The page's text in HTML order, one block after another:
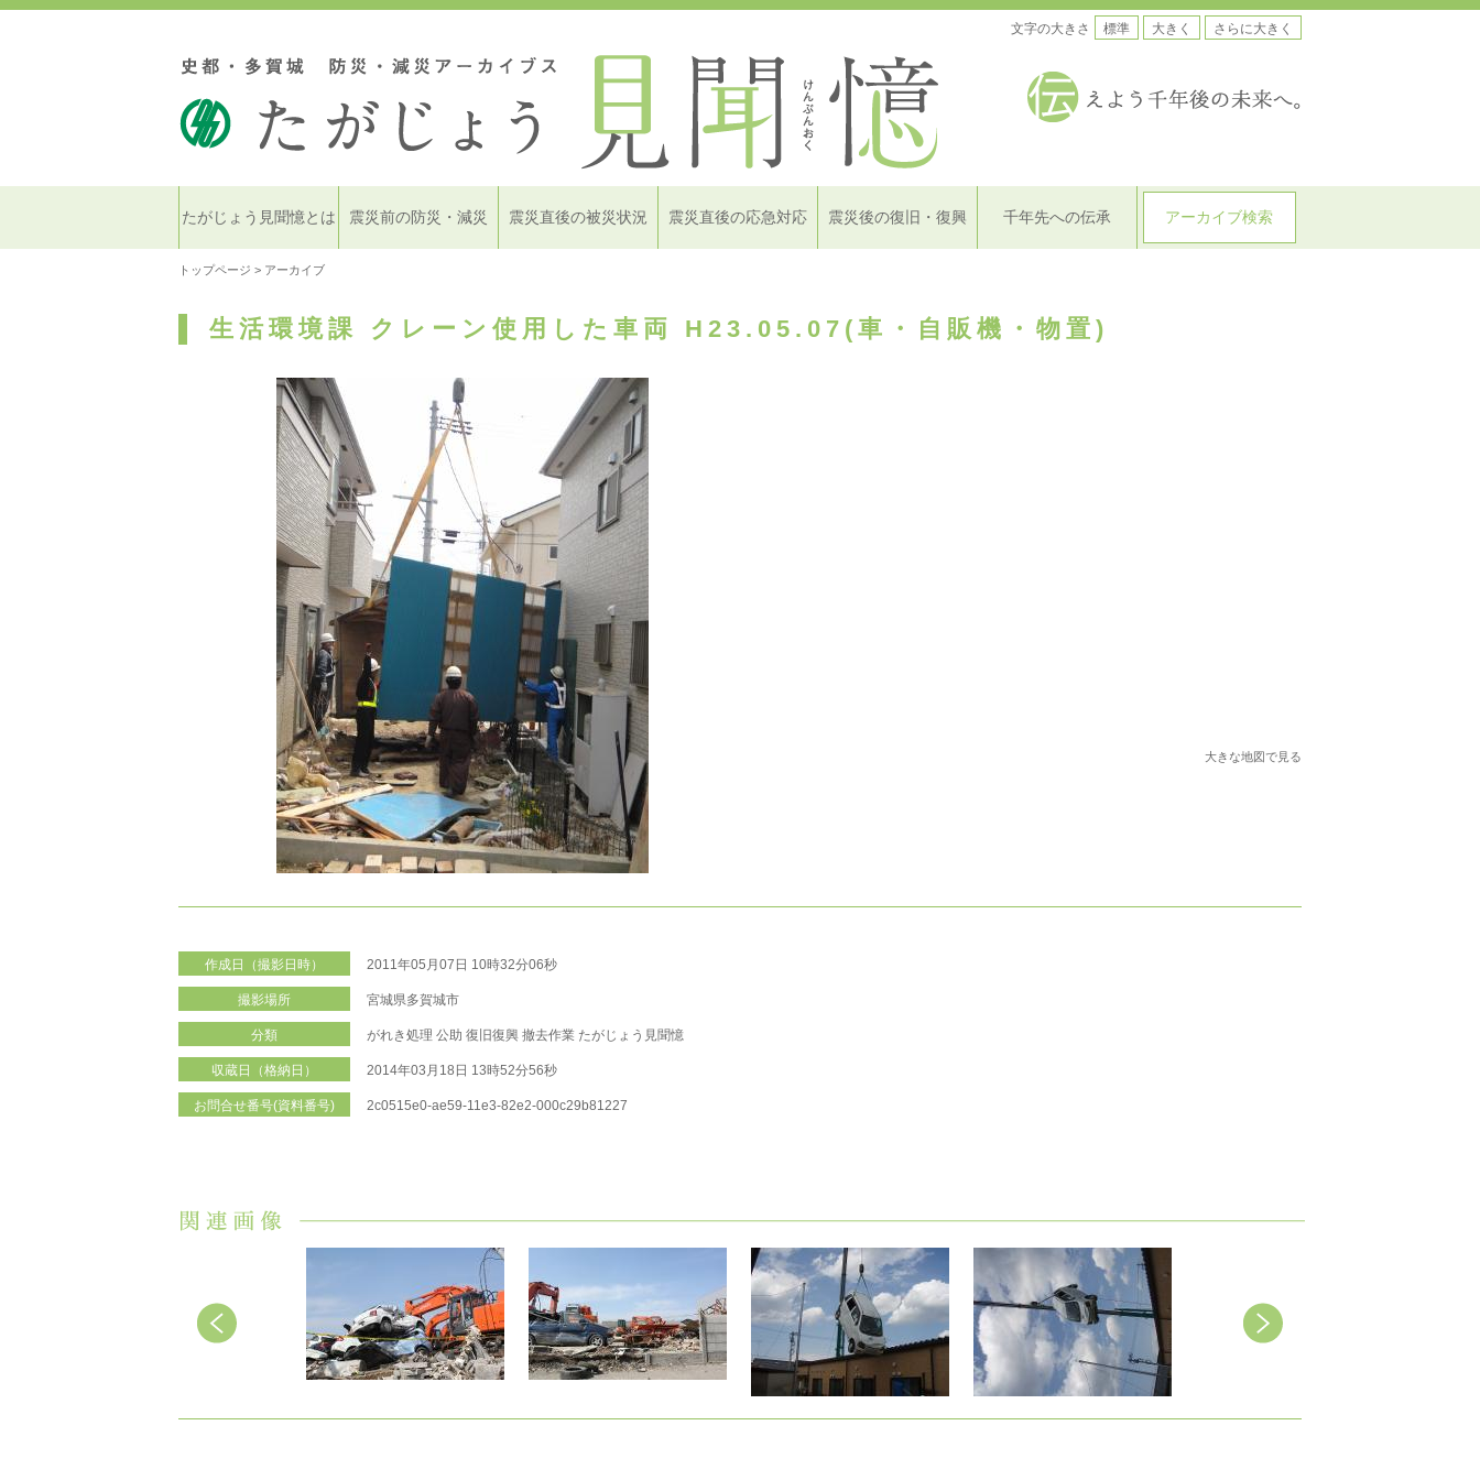
文字の大きさ 標準 大きく さらに大きく
たがじょう見聞憶とは 震災前の防災・減災 震災直後の被災状況 震災直後の応急対応 震災後の復旧・復興 千年先への伝承 アーカイブ検索
トップページ > アーカイブ
生活環境課 クレーン使用した車両 H23.05.07(車・自販機・物置)
大きな地図で見る
作成日（撮影日時） 2011年05月07日 10時32分06秒
撮影場所 宮城県多賀城市
分類 がれき処理 公助 復旧復興 撤去作業 たがじょう見聞憶
収蔵日（格納日） 2014年03月18日 13時52分56秒
お問合せ番号(資料番号) 2c0515e0-ae59-11e3-82e2-000c29b81227